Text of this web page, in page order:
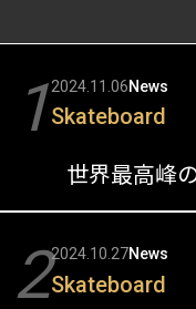
12024.11.06News
Skateboard
世界最高峰
22024.10.27News
Skateboard